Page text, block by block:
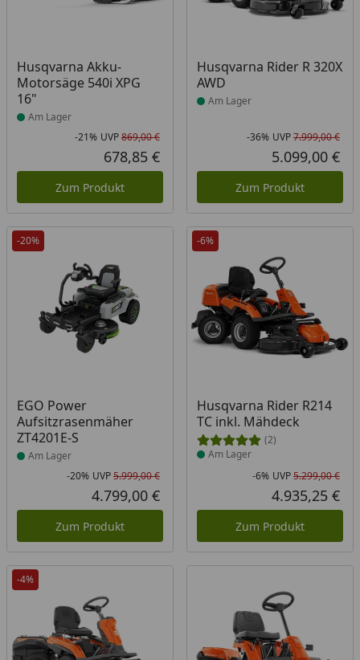
Husqvarna Akku-
Motorsäge 540i XPG
16"
Produkt am Lager
Am Lager
Rabatt in Prozent
-21%
Ursprünglicher Preis
UVP869,00 €
Aktueller Preis
678,85 €
Zum Produkt
Husqvarna Rider R 320X
AWD
Produkt am Lager
Am Lager
-36% UVP7.999,00 €
5.099,00 €
Zum Produkt
-20%
EGO Power
Aufsitzrasenmäher
ZT4201E-S
Produkt am Lager
Am Lager
Rabatt in Prozent
-20%
Ursprünglicher Preis
UVP5.999,00 €
Aktueller Preis
4.799,00 €
Zum Produkt
-6%
Husqvarna Rider R214
TC inkl. Mähdeck
(2)
Produkt am Lager
Am Lager
-6% UVP5.299,00 €
4.935,25 €
Zum Produkt
-4%